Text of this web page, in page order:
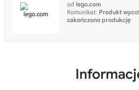
od lego.com
Komunikat: Produkt
zakończono produkcję